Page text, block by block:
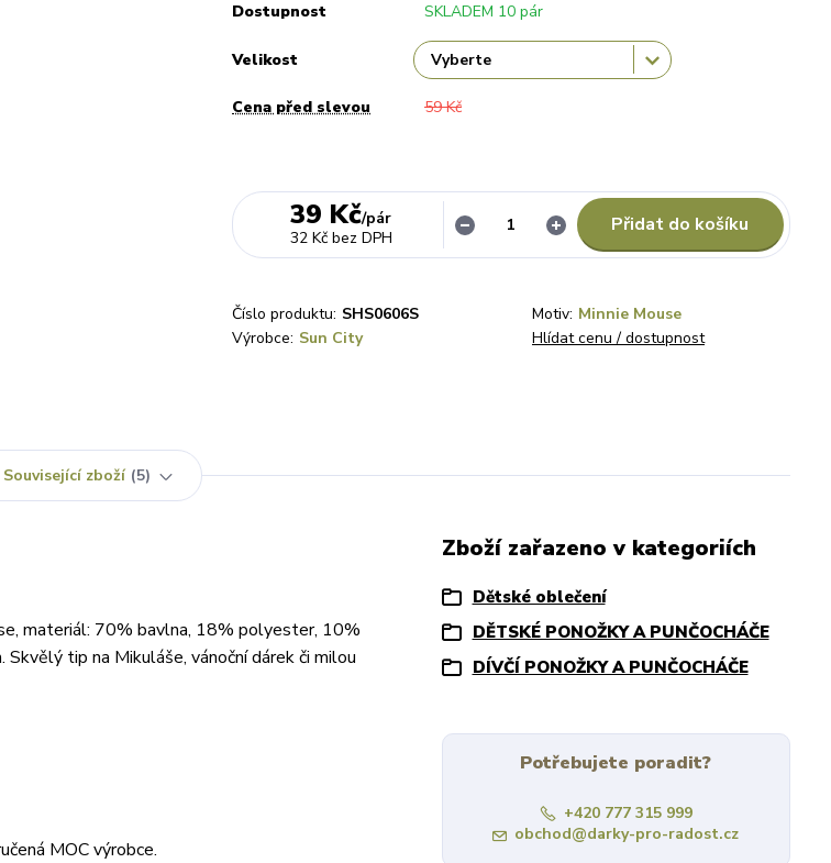
Dostupnost SKLADEM 10 pár
Velikost
Cena před slevou 59 Kč
39 Kč/pár
32 Kč bez DPH
Přidat do košíku
Číslo produktu: SHS0606S Motiv: Minnie Mouse
Výrobce: Sun City Hlídat cenu / dostupnost
Související zboží 5
materiál: 70% bavlna, 18% polyester, 10%
tip na Mikuláše, vánoční dárek či milou
MOC výrobce.
Zboží zařazeno v kategoriích
Dětské oblečení
DĚTSKÉ PONOŽKY A PUNČOCHÁČE
DÍVČÍ PONOŽKY A PUNČOCHÁČE
Potřebujete poradit?
+420 777 315 999
obchod@darky-pro-radost.cz